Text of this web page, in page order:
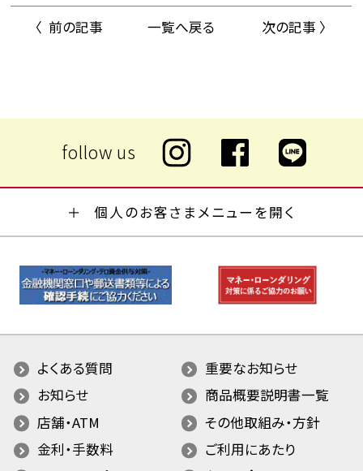
〈 前の記事
一覧へ戻る 次の記事 〉
個人のお客さまメニューを開く
よくある質問
重要なお知らせ
お知らせ
商品概要説明書一覧
店舗・ATM
その他取組み・方針
金利・手数料
ご利用にあたり